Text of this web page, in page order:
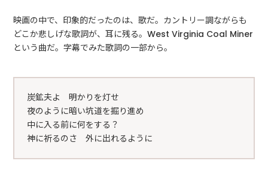
映画の中で、印象的だったのは、歌だ。カントリー調ながらも
どこか悲しげな歌詞が、耳に残る。West Virginia Coal Miner
という曲だ。字幕でみた歌詞の一部から。
炭鉱夫よ 明かりを灯せ
夜のように暗い坑道を掘り進め
中に入る前に何をする？
神に祈るのさ 外に出れるように